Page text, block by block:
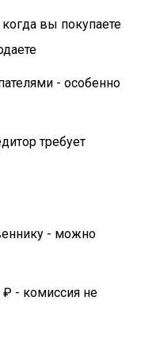
вы покупаете
- особенно
требует
- можно
- комиссия не